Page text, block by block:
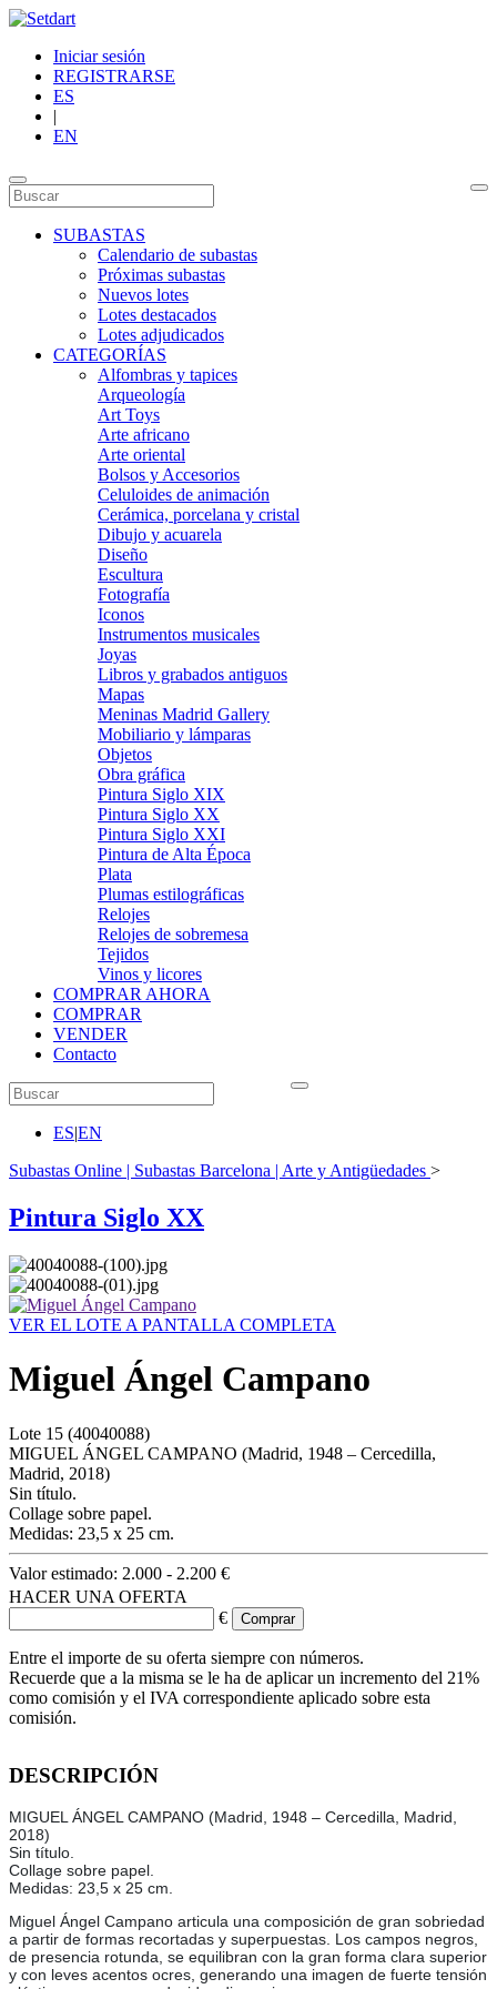
Iniciar sesión
REGISTRARSE
ES
|
EN
SUBASTAS
Calendario de subastas
Próximas subastas
Nuevos lotes
Lotes destacados
Lotes adjudicados
CATEGORÍAS
Alfombras y tapices
Arqueología
Art Toys
Arte africano
Arte oriental
Bolsos y Accesorios
Celuloides de animación
Cerámica, porcelana y cristal
Dibujo y acuarela
Diseño
Escultura
Fotografía
Iconos
Instrumentos musicales
Joyas
Libros y grabados antiguos
Mapas
Meninas Madrid Gallery
Mobiliario y lámparas
Objetos
Obra gráfica
Pintura Siglo XIX
Pintura Siglo XX
Pintura Siglo XXI
Pintura de Alta Época
Plata
Plumas estilográficas
Relojes
Relojes de sobremesa
Tejidos
Vinos y licores
COMPRAR AHORA
COMPRAR
VENDER
Contacto
ES|EN
Subastas Online | Subastas Barcelona | Arte y Antigüedades >
Pintura Siglo XX
VER EL LOTE A PANTALLA COMPLETA
Miguel Ángel Campano
Lote 15 (40040088)
MIGUEL ÁNGEL CAMPANO (Madrid, 1948 – Cercedilla,
Madrid, 2018)
Sin título.
Collage sobre papel.
Medidas: 23,5 x 25 cm.
Valor estimado: 2.000 - 2.200 €
HACER UNA OFERTA
€
Entre el importe de su oferta siempre con números.
Recuerde que a la misma se le ha de aplicar un incremento del 21%
como comisión y el IVA correspondiente aplicado sobre esta
comisión.
DESCRIPCIÓN
MIGUEL ÁNGEL CAMPANO (Madrid, 1948 – Cercedilla, Madrid,
2018)
Sin título.
Collage sobre papel.
Medidas: 23,5 x 25 cm.
Miguel Ángel Campano articula una composición de gran sobriedad
a partir de formas recortadas y superpuestas. Los campos negros,
de presencia rotunda, se equilibran con la gran forma clara superior
y con leves acentos ocres, generando una imagen de fuerte tensión